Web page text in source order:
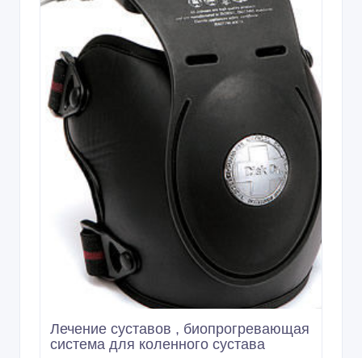
Лечение суставов , биопрогревающая
система для коленного сустава